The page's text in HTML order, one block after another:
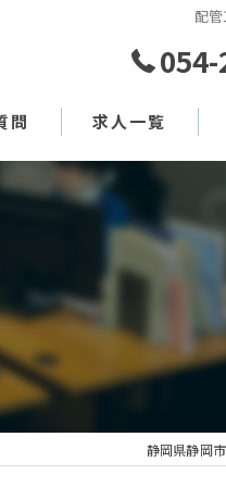
配
問 求人一覧
静岡県静岡